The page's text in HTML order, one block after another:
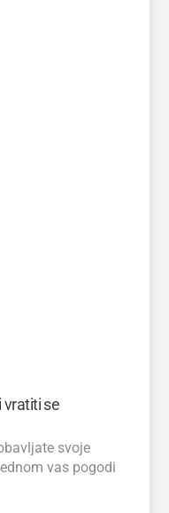
vratiti se
svoje
vas pogodi